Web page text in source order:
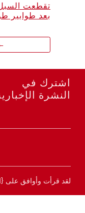
بعد طوابير
اشترك في
النشرة
لقد قرأت وأوافق على